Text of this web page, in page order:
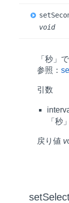
set
void
「秒」
参照：
引数
「秒
戻り値
set